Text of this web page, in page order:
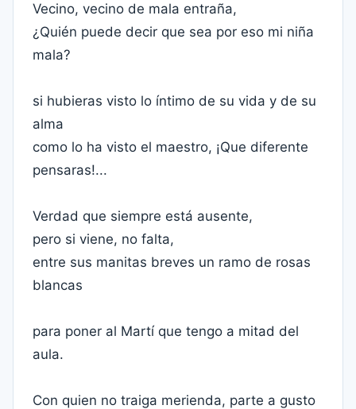
Vecino, vecino de mala entraña,
¿Quién puede decir que sea por eso mi niña
mala?
si hubieras visto lo íntimo de su vida y de su
alma
como lo ha visto el maestro, ¡Que diferente
pensaras!...
Verdad que siempre está ausente,
pero si viene, no falta,
entre sus manitas breves un ramo de rosas
blancas
para poner al Martí que tengo a mitad del
aula.
Con quien no traiga merienda, parte a gusto